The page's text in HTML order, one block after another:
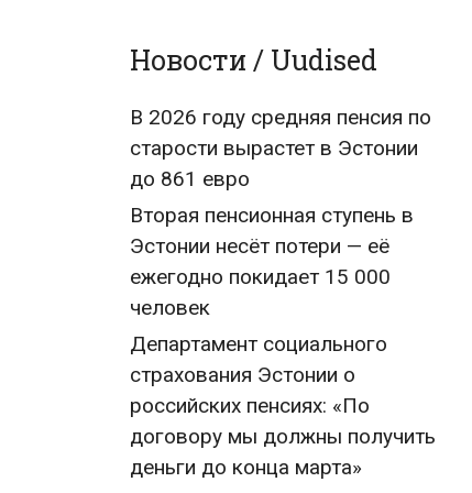
Новости / Uudised
В 2026 году средняя пенсия по
старости вырастет в Эстонии
до 861 евро
Вторая пенсионная ступень в
Эстонии несёт потери — её
ежегодно покидает 15 000
человек
Департамент социального
страхования Эстонии о
российских пенсиях: «По
договору мы должны получить
деньги до конца марта»